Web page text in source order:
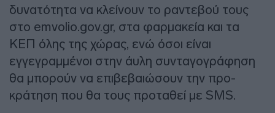
δυνατότητα να κλείνουν το ραντεβού τους
στο emvolio.gov.gr, στα φαρμακεία και τα
ΚΕΠ όλης της χώρας, ενώ όσοι είναι
εγγεγραμμένοι στην άυλη συνταγογράφηση
θα μπορούν να επιβεβαιώσουν την προ-
κράτηση που θα τους προταθεί με SMS.